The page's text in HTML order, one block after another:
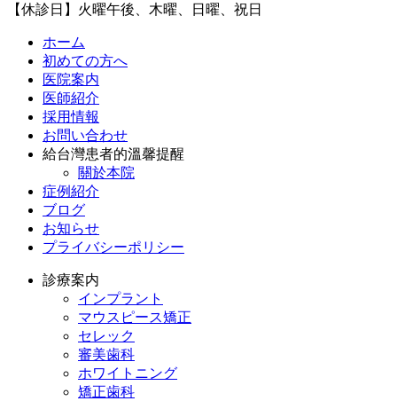
【休診日】火曜午後、木曜、日曜、祝日
ホーム
初めての方へ
医院案内
医師紹介
採用情報
お問い合わせ
給台灣患者的溫馨提醒
關於本院
症例紹介
ブログ
お知らせ
プライバシーポリシー
診療案内
インプラント
マウスピース矯正
セレック
審美歯科
ホワイトニング
矯正歯科